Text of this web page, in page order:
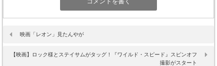
映画「レオン」見たんやが
【映画】ロック様とステイサムがタッグ！『ワイルド・スピード』スピンオフ
撮影がスタート